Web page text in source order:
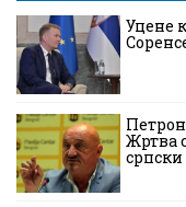
Уцене
Жртва